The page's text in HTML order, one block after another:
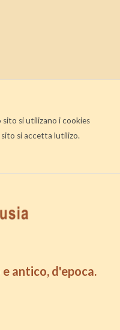
sito si utilizano i cookies
si accetta lutilizo.
antico, d'epoca.